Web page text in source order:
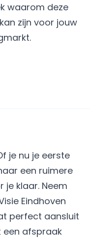
waarom deze
zijn voor jouw
je nu je eerste
een ruimere
je klaar. Neem
Eindhoven
perfect aansluit
een afspraak